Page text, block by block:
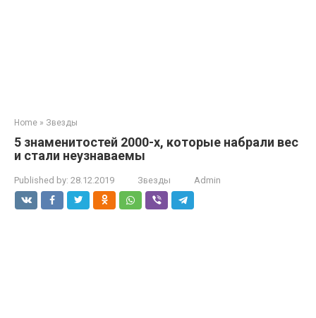
Home » Звезды
5 знаменитостей 2000-х, которые набрали вес
и стали неузнаваемы
Published by: 28.12.2019 Звезды Admin